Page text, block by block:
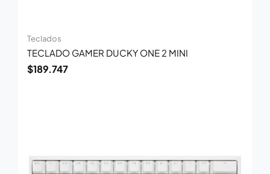
Teclados
TECLADO GAMER DUCKY ONE 2 MINI
$189.747